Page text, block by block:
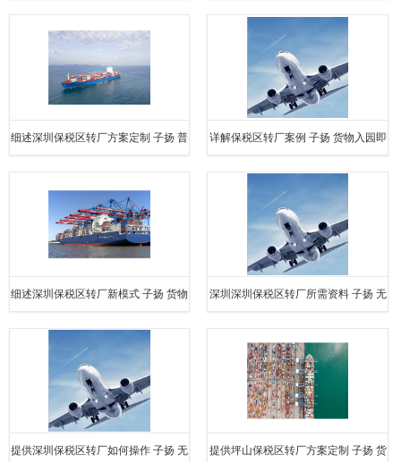
常两个小时完成 无需装卸
细述深圳保税区转厂方案定制 子扬 普 详解保税区转厂案例 子扬 货物入园即
可申请退税 无需装卸
细述深圳保税区转厂新模式 子扬 货物
入园即可申请退税 无需装卸
深圳深圳保税区转厂所需资料 子扬 无
提供深圳保税区转厂如何操作 子扬 无 提供坪山保税区转厂方案定制 子扬 货